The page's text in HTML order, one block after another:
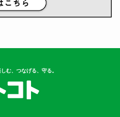
む、つなげる、守る。